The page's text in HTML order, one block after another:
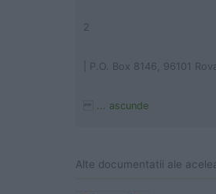
2
| P.O. Box 8146, 96101
... ascunde
Alte documentatii ale